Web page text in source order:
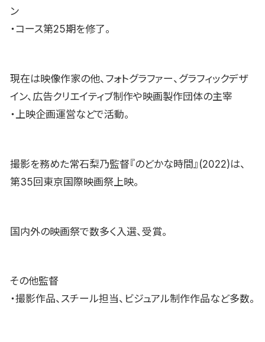
ン
・コース第25期を修了。
現在は映像作家の他、フォトグラファー、グラフィックデザ
イン、広告クリエイティブ制作や映画製作団体の主宰
・上映企画運営などで活動。
撮影を務めた常石梨乃監督『のどかな時間』(2022)は、
第35回東京国際映画祭上映。
国内外の映画祭で数多く入選、受賞。
その他監督
・撮影作品、スチール担当、ビジュアル制作作品など多数。